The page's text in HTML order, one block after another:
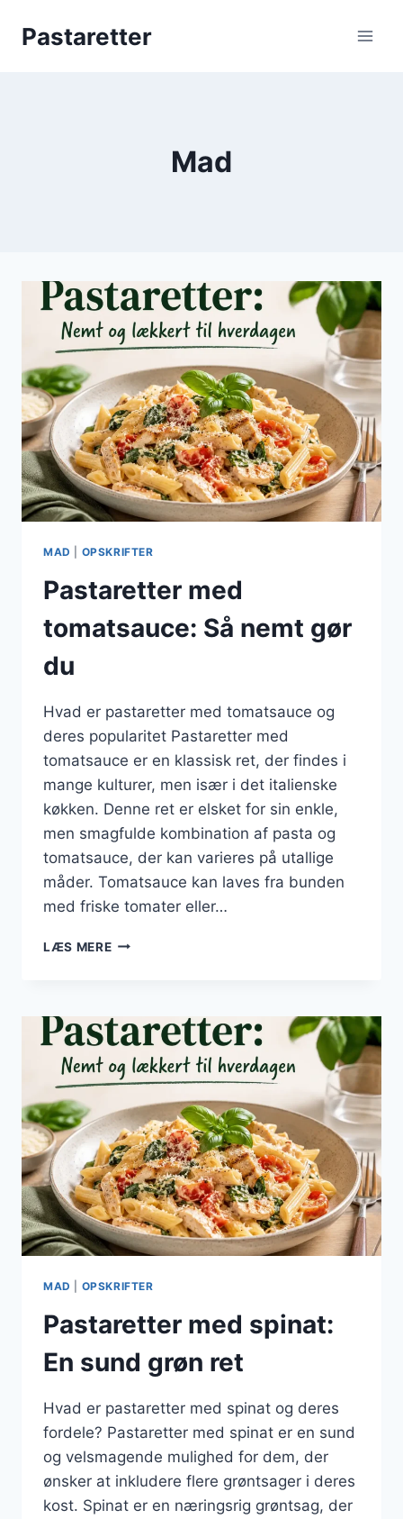
Pastaretter
Mad
MAD OPSKRIFTER
Pastaretter med
tomatsauce: Så nemt gør
du
Hvad er pastaretter med tomatsauce og
deres popularitet Pastaretter med
tomatsauce er en klassisk ret, der findes i
mange kulturer, men især i det italienske
køkken. Denne ret er elsket for sin enkle,
men smagfulde kombination af pasta og
tomatsauce, der kan varieres på utallige
måder. Tomatsauce kan laves fra bunden
med friske tomater eller…
LÆS MEREPASTARETTER
NEMT
GØR
MAD OPSKRIFTER
Pastaretter med spinat:
En sund grøn ret
Hvad er pastaretter med spinat og deres
fordele? Pastaretter med spinat er en sund
og velsmagende mulighed for dem, der
ønsker at inkludere flere grøntsager i deres
kost. Spinat er en næringsrig grøntsag, der